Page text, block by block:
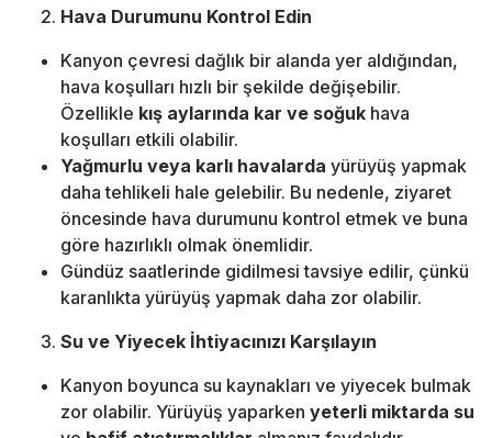
Hava Durumunu Kontrol Edin
Kanyon çevresi dağlık bir alanda yer aldığından,
hava koşulları hızlı bir şekilde değişebilir.
Özellikle kış aylarında kar ve soğuk hava
koşulları etkili olabilir.
Yağmurlu veya karlı havalarda yürüyüş yapmak
daha tehlikeli hale gelebilir. Bu nedenle, ziyaret
öncesinde hava durumunu kontrol etmek ve buna
göre hazırlıklı olmak önemlidir.
Gündüz saatlerinde gidilmesi tavsiye edilir, çünkü
karanlıkta yürüyüş yapmak daha zor olabilir.
Su ve Yiyecek İhtiyacınızı Karşılayın
Kanyon boyunca su kaynakları ve yiyecek bulmak
zor olabilir. Yürüyüş yaparken yeterli miktarda su